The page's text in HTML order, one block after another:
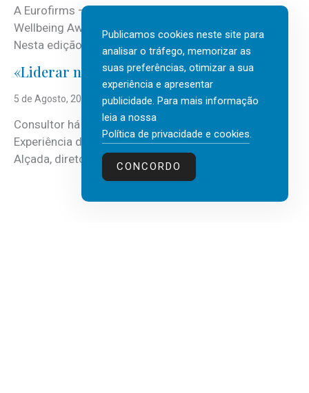
A Eurofirms – People first está de regresso aos
Wellbeing Awards, integrando o Top Wellbeing 2026.
Nesta edição, a multinacional...
«Liderar não é um talento místico.»
5 de Agosto, 2026
Consultor há mais de três décadas nas áreas de
Experiência do Cliente, Vendas e Liderança, Manuel
Alçada, diretor executivo da...
Publicamos cookies neste site para
analisar o tráfego, memorizar as
suas preferências, otimizar a sua
experiência e apresentar
publicidade. Para mais informação
leia a nossa
Política de privacidade e cookies.
CONCORDO